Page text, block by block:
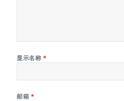
显示名称 *
邮箱 *